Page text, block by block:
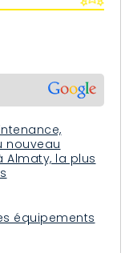
nouveau
Almaty, la plus
équipements